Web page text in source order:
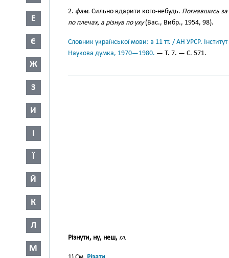
Е
Є
Ж
З
И
І
Ї
Й
К
Л
М
2. фам. Сильно вдарити кого-небудь. Погнавшись за
по плечах, а різнув по уху(Вас., Вибр., 1954, 98).
Словник української мови: в 11 тт. / АН УРСР.
Наукова думка, 1970—1980. — Т. 7. — С. 571.
Різнути, ну, неш, гл.